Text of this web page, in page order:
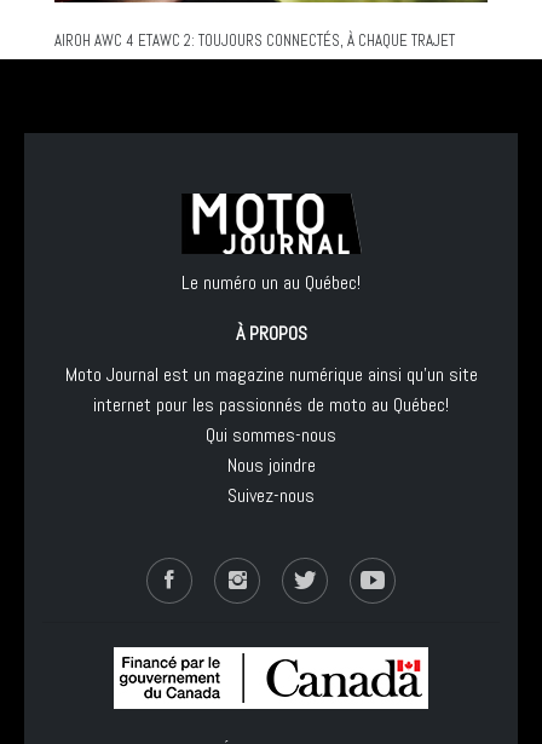
AIROH AWC 4 ETAWC 2: TOUJOURS CONNECTÉS, À CHAQUE TRAJET
Le numéro un au Québec!
À PROPOS
Moto Journal est un magazine numérique ainsi qu'un site
internet pour les passionnés de moto au Québec!
Qui sommes-nous
Nous joindre
Suivez-nous